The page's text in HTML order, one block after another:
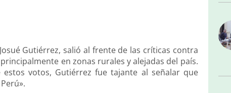
Gutiérrez, salió al frente de las críticas contra
en zonas rurales y alejadas del país.
votos, Gutiérrez fue tajante al señalar que